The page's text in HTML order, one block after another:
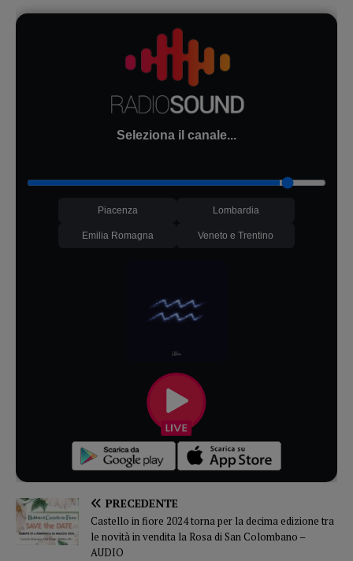
Seleziona il canale...
Piacenza Lombardia
Emilia Romagna Veneto e Trentino
PRECEDENTE
Castello in fiore 2024 torna per la decima edizione tra
le novità in vendita la Rosa di San Colombano –
AUDIO